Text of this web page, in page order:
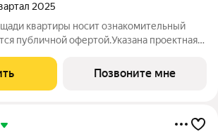
2025
квартиры носит ознакомительный
публичной офертой.Указана проектная
Возможно отклонение
квартиры в пределах 5%.
Позвоните мне